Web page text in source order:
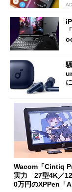
に
Wacom「Cintiq
実力 27型4K／
0万円のXPPen「